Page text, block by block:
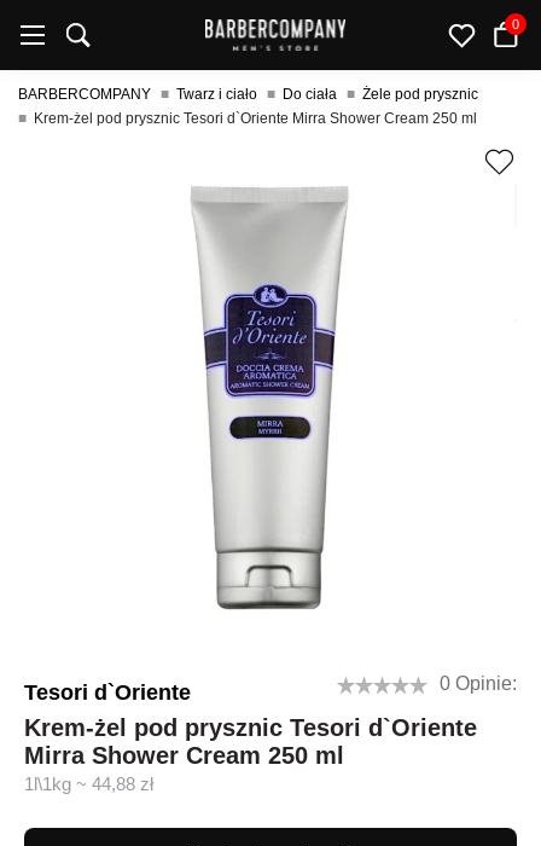
0
BARBERCOMPANY Twarz i ciało Do ciała
Żele pod prysznic
Krem-żel pod prysznic Tesori d`Oriente Mirra Shower Cream 250 ml
Tesori d`Oriente 0 Opinie:
Krem-żel pod prysznic Tesori d`Oriente
Mirra Shower Cream 250 ml
1l\1kg ~ 44,88 zł